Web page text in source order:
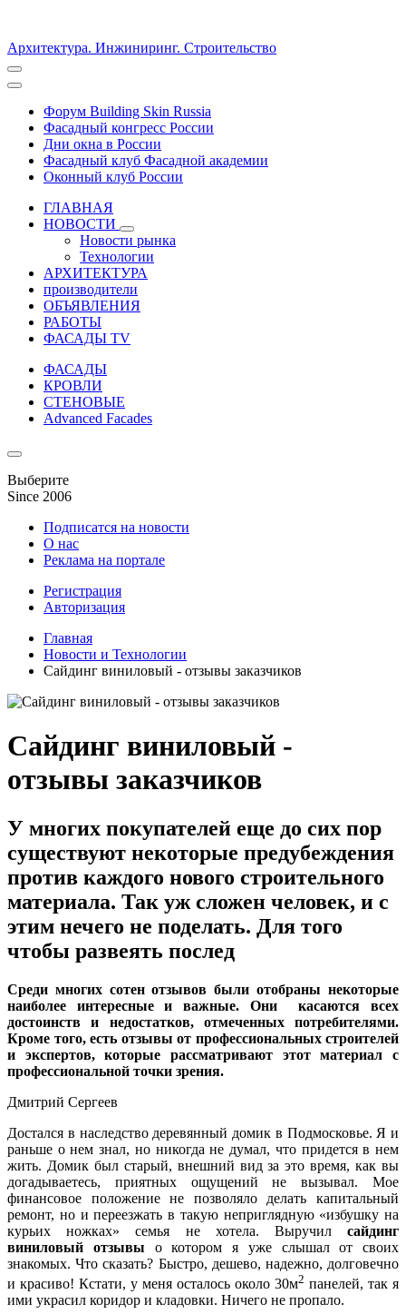
Архитектура. Инжиниринг. Строительство
Форум Building Skin Russia
Фасадный конгресс России
Дни окна в России
Фасадный клуб Фасадной академии
Оконный клуб России
ГЛАВНАЯ
НОВОСТИ
Новости рынка
Технологии
АРХИТЕКТУРА
производители
ОБЪЯВЛЕНИЯ
РАБОТЫ
ФАСАДЫ TV
ФАСАДЫ
КРОВЛИ
СТЕНОВЫЕ
Advanced Facades
Выберите
Since 2006
Подписатся на новости
О нас
Реклама на портале
Регистрация
Авторизация
Главная
Новости и Технологии
Сайдинг виниловый - отзывы заказчиков
Сайдинг виниловый -
отзывы заказчиков
У многих покупателей еще до сих пор
существуют некоторые предубеждения
против каждого нового строительного
материала. Так уж сложен человек, и с
этим нечего не поделать. Для того
чтобы развеять послед
Среди многих сотен отзывов были отобраны некоторые
наиболее интересные и важные. Они касаются всех
достоинств и недостатков, отмеченных потребителями.
Кроме того, есть отзывы от профессиональных строителей
и экспертов, которые рассматривают этот материал с
профессиональной точки зрения.
Дмитрий Сергеев
Достался в наследство деревянный домик в Подмосковье. Я и
раньше о нем знал, но никогда не думал, что придется в нем
жить. Домик был старый, внешний вид за это время, как вы
догадываетесь, приятных ощущений не вызывал. Мое
финансовое положение не позволяло делать капитальный
ремонт, но и переезжать в такую неприглядную «избушку на
курьих ножках» семья не хотела. Выручилсайдинг
виниловый отзывы о котором я уже слышал от своих
знакомых. Что сказать? Быстро, дешево, надежно, долговечно
и красиво! Кстати, у меня осталось около 30м2 панелей, так я
ими украсил коридор и кладовки. Ничего не пропало.